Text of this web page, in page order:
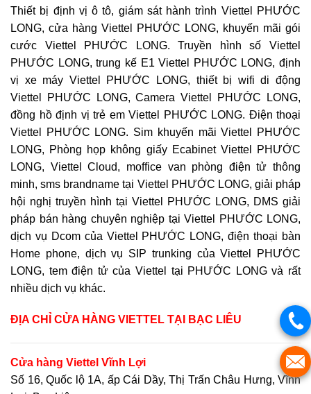
Thiết bị định vị ô tô, giám sát hành trình Viettel PHƯỚC
LONG, cửa hàng Viettel PHƯỚC LONG, khuyến mãi gói
cước Viettel PHƯỚC LONG. Truyền hình số Viettel
PHƯỚC LONG, trung kế E1 Viettel PHƯỚC LONG, định
vị xe máy Viettel PHƯỚC LONG, thiết bị wifi di động
Viettel PHƯỚC LONG, Camera Viettel PHƯỚC LONG,
đồng hồ định vị trẻ em Viettel PHƯỚC LONG. Điện thoại
Viettel PHƯỚC LONG. Sim khuyến mãi Viettel PHƯỚC
LONG, Phòng họp không giấy Ecabinet Viettel PHƯỚC
LONG, Viettel Cloud, moffice van phòng điện tử thông
minh, sms brandname tại Viettel PHƯỚC LONG, giải pháp
hội nghị truyền hình tại Viettel PHƯỚC LONG, DMS giải
pháp bán hàng chuyên nghiệp tại Viettel PHƯỚC LONG,
dịch vụ Dcom của Viettel PHƯỚC LONG, điện thoại bàn
Home phone, dịch vụ SIP trunking của Viettel PHƯỚC
LONG, tem điện tử của Viettel tại PHƯỚC LONG và rất
nhiều dịch vụ khác.
ĐỊA CHỈ CỬA HÀNG VIETTEL TẠI BẠC LIÊU
Cửa hàng Viettel Vĩnh Lợi
Số 16, Quốc lộ 1A, ấp Cái Dầy, Thị Trấn Châu Hưng, Vĩnh